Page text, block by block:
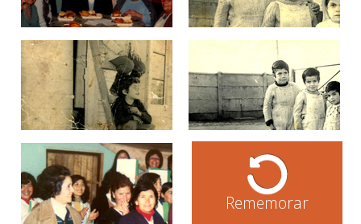
Rememorar